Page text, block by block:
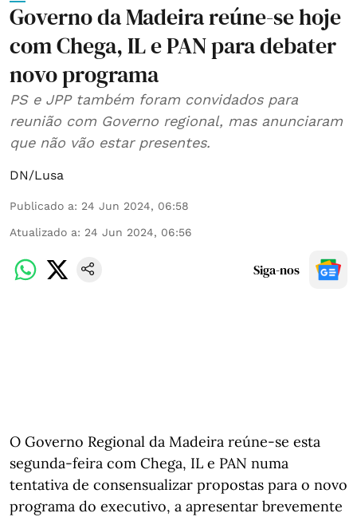
Governo da Madeira reúne-se hoje
com Chega, IL e PAN para debater
novo programa
PS e JPP também foram convidados para
reunião com Governo regional, mas anunciaram
que não vão estar presentes.
DN/Lusa
Publicado a: 24 Jun 2024, 06:58
Atualizado a: 24 Jun 2024, 06:56
Siga-nos
O Governo Regional da Madeira reúne-se esta
segunda-feira com Chega, IL e PAN numa
tentativa de consensualizar propostas para o novo
programa do executivo, a apresentar brevemente